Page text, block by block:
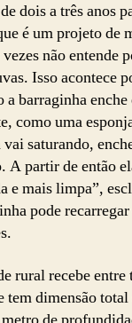
dois a três anos
é um projeto de
não entende
Isso acontece
a barraginha
como uma
saturando,
A partir de então
e mais limpa”,
pode
rural recebe entre
tem dimensão